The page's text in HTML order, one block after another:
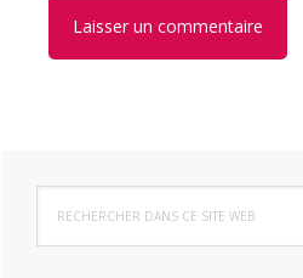
Barre
latérale
dans
ce